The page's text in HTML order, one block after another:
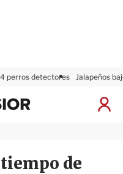
perros detectores Jalapeños
I
x
i
de